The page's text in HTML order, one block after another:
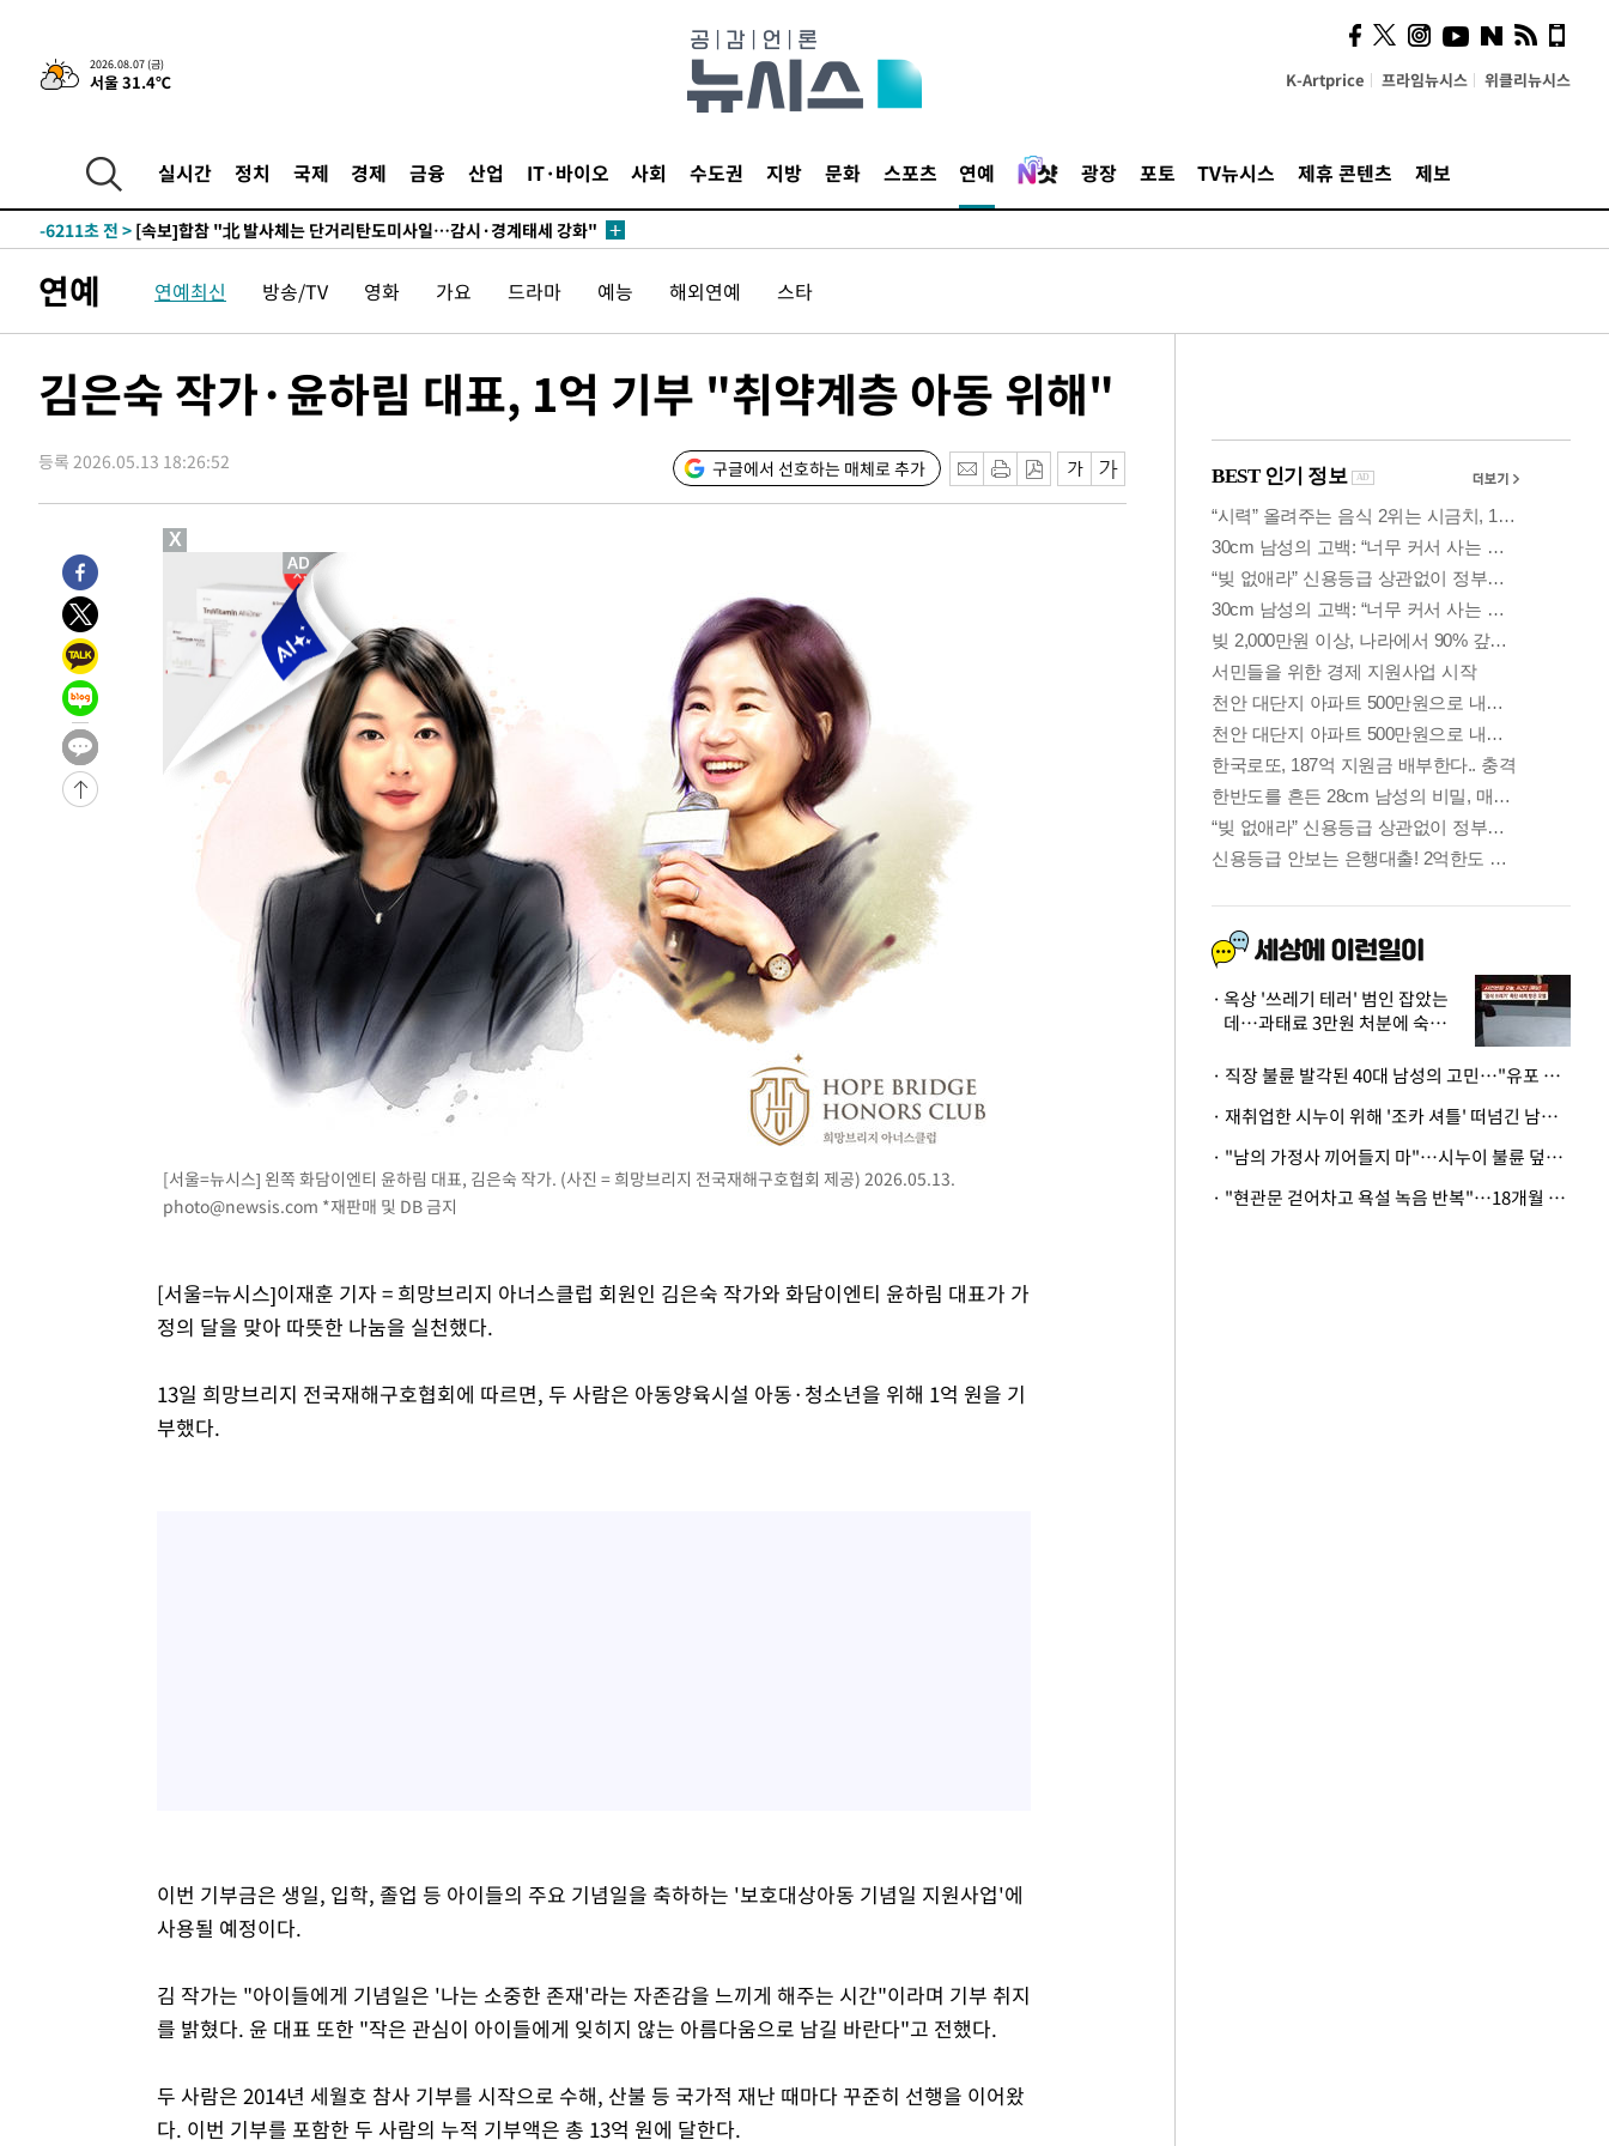
2026.08.07 (금)
서울 31.4℃ K-Artprice 프라임뉴시스 위클리뉴시스
실시간 정치 국제 경제 금융 산업 IT·바이오 사회 수도권 지방 문화 스포츠 연예 광장 포토 TV뉴시스 제휴 콘텐츠 제보
4시간 전 >내일까지 39도 '펄펄'…기상청 "태풍 지나며 폭염 잠시 꺾인다"
-23701초 전 >'월드컵 탈락 후폭풍' 축구협회…11시간 걸린 초유의 압수수색(종
-21930초 전 >
축구협회, 15년 전 심판 성 접대 파문에 "현재는 내부 지침 준수"
-20615초 전 >
-6211초 전 > [속보]합참 "北 발사체는 단거리탄도미사일…감시·경계태세 강화"
-4389초 전 >
[속보] SKT, 에이닷 서비스 장애 발생…"원인 파악 중"
-3795초 전 >[속보]합참 "북, 동해상으로 미상 발사체 발사"
-3150초 전 >[속보]7~9일 프로야구 3연전도 폭염 취소…11일 재개
-2639초 전 >'월드컵 탈락 후폭풍' 축구협회…초유의 압수수색에 '충격·당황'
-2479초 전 >서울 낮 37.9도, 올여름 최고치 경신…영등포 순간 '40도'
[속보]종합특검, 대검 추가 압수수색…내란 중요임무종사 혐의
31분 전 >
[속보]코스닥, 800p 회복…0.26% 오른 801.67 마감
32분 전 >
[속보]코스피, 301.88포인트(4.58%) 내린 6296.38 마감
34분 전 >
[속보]원·달러 환율, 0.7원 내린 1423.8원 마감
1시간 전 >
"여기 떨어졌다"…다누리, 스페이스X 로켓 달 충돌 흔적 포착
2시간 전 >
손흥민, 5경기 연속골 실패…LAFC는 승부차기 끝 과달라하라 격파
4시간 전 >
내일까지 39도 '펄펄'…기상청 "태풍 지나며 폭염 잠시 꺾인다"
-23701초 전 >
'월드컵 탈락 후폭풍' 축구협회…11시간 걸린 초유의 압수수색(종
-23137초 전 >
[속보] 뉴욕증시, 혼조 출발…나스닥 0.3%↓, 다우 0.14%↑
축구협회, 15년 전 심판 성 접대 파문에 "현재는 내부 지침 준수"
경찰, '홍명보는 2순위' 결론냈던 스포츠윤리센터도 압수수색
[속보]합참 "北 발사체는 단거리탄도미사일…감시·경계태세 강화"
日방위성, 北이 동해로 쏜 발사체는 탄도미사일 가능성
[속보] SKT, 에이닷 서비스 장애 발생…"원인 파악 중"
[속보]합참 "북, 동해상으로 미상 발사체 발사"
'낮 최고 39도' 불볕더위…한밤 열대야도 계속[내일날씨]
[속보]7~9일 프로야구 3연전도 폭염 취소…11일 재개
"韓 외환시장 개입 관측 배경엔 美의 대한국 무역적자 있어"
서울 낮 37.9도, 올여름 최고치 경신…영등포 순간 '40도'
[속보]종합특검, 대검 추가 압수수색…내란 중요임무종사 혐의
[속보]원·달러 환율, 0.7원 내린 1423.8원 마감
"여기 떨어졌다"…다누리, 스페이스X 로켓 달 충돌 흔적 포착
내일까지 39도 '펄펄'…기상청 "태풍 지나며 폭염 잠시 꺾인다"
연예 연예최신 방송/TV 영화 가요 드라마 예능 해외연예 스타
김은숙 작가·윤하림 대표, 1억 기부 "취약계층 아동 위해"
등록 2026.05.13 18:26:52 구글에서 선호하는 매체로 추가
[서울=뉴시스] 왼쪽 화담이엔티 윤하림 대표, 김은숙 작가. (사진 = 희망브리지 전국재해구호협회 제공) 2026.05.13.
photo@newsis.com *재판매 및 DB 금지
[서울=뉴시스]이재훈 기자 = 희망브리지 아너스클럽 회원인 김은숙 작가와 화담이엔티 윤하림 대표가 가
정의 달을 맞아 따뜻한 나눔을 실천했다.
13일 희망브리지 전국재해구호협회에 따르면, 두 사람은 아동양육시설 아동·청소년을 위해 1억 원을 기
부했다.
이번 기부금은 생일, 입학, 졸업 등 아이들의 주요 기념일을 축하하는 '보호대상아동 기념일 지원사업'에
사용될 예정이다.
김 작가는 "아이들에게 기념일은 '나는 소중한 존재'라는 자존감을 느끼게 해주는 시간"이라며 기부 취지
를 밝혔다. 윤 대표 또한 "작은 관심이 아이들에게 잊히지 않는 아름다움으로 남길 바란다"고 전했다.
두 사람은 2014년 세월호 참사 기부를 시작으로 수해, 산불 등 국가적 재난 때마다 꾸준히 선행을 이어왔
다. 이번 기부를 포함한 두 사람의 누적 기부액은 총 13억 원에 달한다.
의견, 국토부·LH에 충실히
전달할 것"
옥상 '쓰레기 테러' 범인 잡았는
데…과태료 3만원 처분에 숙박업
· 직장 불륜 발각된 40대 남성의 고민…"유포 동료 명예훼손·협박죄 고소 가능할까"
· 재취업한 시누이 위해 '조카 셔틀' 떠넘긴 남편…아내 "난 못한다"
· "남의 가정사 끼어들지 마"…시누이 불륜 덮으려는 남편에 억울한 아내
· "현관문 걷어차고 욕설 녹음 반복"…18개월 아기 키우는 집 뒤흔든 '앞집의 비극'
X